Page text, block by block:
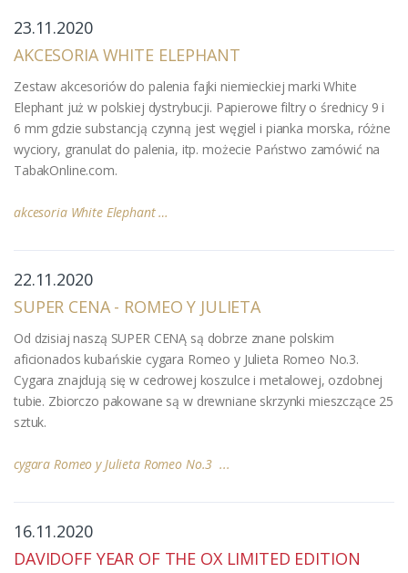
23.11.2020
AKCESORIA WHITE ELEPHANT
Zestaw akcesoriów do palenia fajki niemieckiej marki White
Elephant już w polskiej dystrybucji. Papierowe filtry o średnicy 9 i
6 mm gdzie substancją czynną jest węgiel i pianka morska, różne
wyciory, granulat do palenia, itp. możecie Państwo zamówić na
TabakOnline.com.
akcesoria White Elephant …
22.11.2020
SUPER CENA - ROMEO Y JULIETA
Od dzisiaj naszą SUPER CENĄ są dobrze znane polskim
aficionados kubańskie cygara Romeo y Julieta Romeo No.3.
Cygara znajdują się w cedrowej koszulce i metalowej, ozdobnej
tubie. Zbiorczo pakowane są w drewniane skrzynki mieszczące 25
sztuk.
cygara Romeo y Julieta Romeo No.3 ...
16.11.2020
DAVIDOFF YEAR OF THE OX LIMITED EDITION